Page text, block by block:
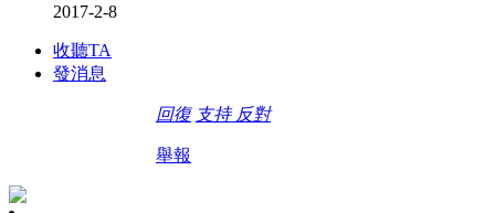
2017-2-8
收聽TA
發消息
回復 支持 反對
舉報